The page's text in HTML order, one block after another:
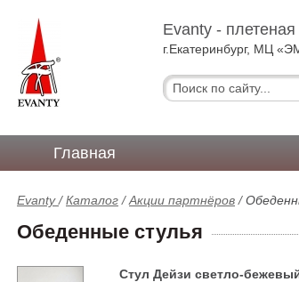
Evanty -
г.Екатеринбург, МЦ
Главная
Evanty/Каталог /Акции партнёров /
Обеденные стулья
Стул Дейзи светло-